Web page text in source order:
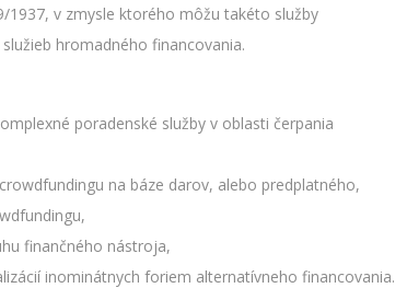
1937, v zmysle ktorého môžu takéto služby
hromadného financovania.
poradenské služby v oblasti čerpania
na báze darov, alebo predplatného,
finančného nástroja,
inominátnych foriem alternatívneho financovania.